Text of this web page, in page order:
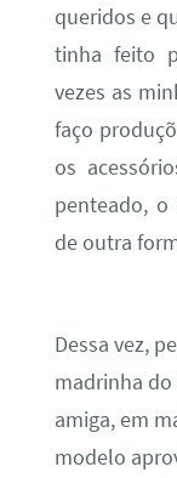
queridos e
tinha feito
vezes as
faço
os
penteado,
de outra
Dessa vez,
madrinha
amiga, em
modelo